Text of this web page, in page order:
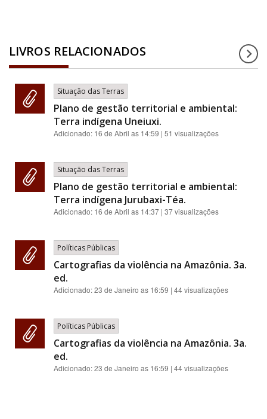
LIVROS RELACIONADOS
Situação das Terras
Plano de gestão territorial e ambiental:
Terra indígena Uneiuxi.
Adicionado: 16 de Abril as 14:59 | 51 visualizações
Situação das Terras
Plano de gestão territorial e ambiental:
Terra indígena Jurubaxi-Téa.
Adicionado: 16 de Abril as 14:37 | 37 visualizações
Políticas Públicas
Cartografias da violência na Amazônia. 3a.
ed.
Adicionado:23 de Janeiro as 16:59 | 44 visualizações
Políticas Públicas
Cartografias da violência na Amazônia. 3a.
ed.
Adicionado:23 de Janeiro as 16:59 | 44 visualizações